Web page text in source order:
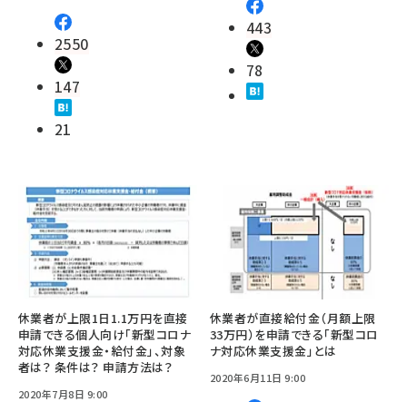
2550
147
21
443
78
休業者が上限1日1.1万円を直接
申請できる個人向け「新型コロナ
対応休業支援金・給付金」、対象
者は？ 条件は？ 申請方法は？
2020年7月8日 9:00
休業者が直接給付金（月額上限
33万円）を申請できる「新型コロ
ナ対応休業支援金」とは
2020年6月11日 9:00